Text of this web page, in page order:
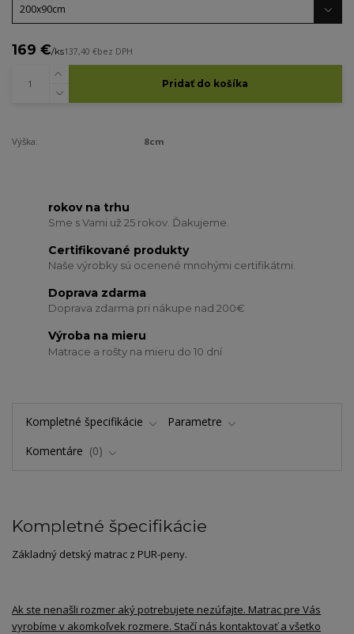
169 €/ks137,40 €bez DPH
Pridať do košíka
Výška: 8cm
rokov na trhu
Sme s Vami už 25 rokov. Ďakujeme.
Certifikované produkty
Naše výrobky sú ocenené mnohými certifikátmi.
Doprava zdarma
Doprava zdarma pri nákupe nad 200€
Výroba na mieru
Matrace a rošty na mieru do 10 dní
Kompletné špecifikácie
Parametre
Komentáre
0
Kompletné špecifikácie
Základný detský matrac z PUR-peny.
Ak ste nenašli rozmer aký potrebujete nezúfajte. Matrac pre Vás
vyrobíme v akomkoľvek rozmere. Stačí nás kontaktovať a všetko